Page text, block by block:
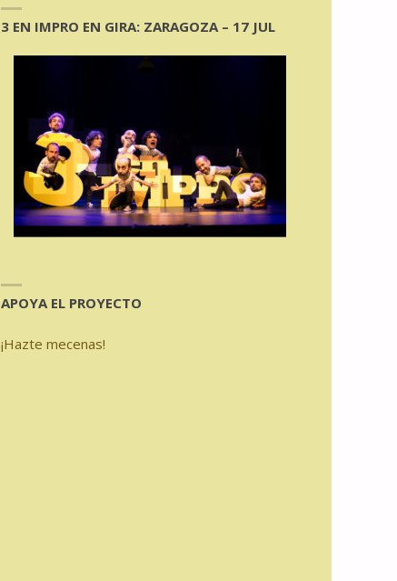
3 EN IMPRO EN GIRA: ZARAGOZA – 17 JUL
APOYA EL PROYECTO
¡Hazte mecenas!